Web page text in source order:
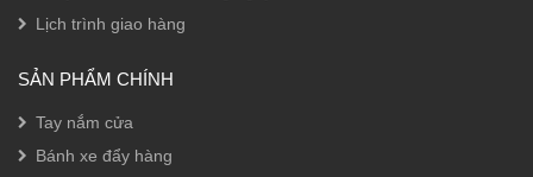
Lịch trình giao hàng
SẢN PHẨM CHÍNH
Tay nắm cửa
Bánh xe đẩy hàng